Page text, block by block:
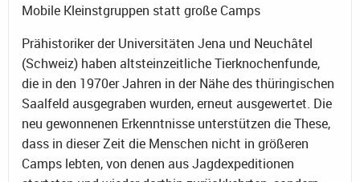
Mobile Kleinstgruppen statt große Camps
Prähistoriker der Universitäten Jena und Neuchâtel
(Schweiz) haben altsteinzeitliche Tierknochenfunde,
die in den 1970er Jahren in der Nähe des thüringischen
Saalfeld ausgegraben wurden, erneut ausgewertet. Die
neu gewonnenen Erkenntnisse unterstützen die These,
dass in dieser Zeit die Menschen nicht in größeren
Camps lebten, von denen aus Jagdexpeditionen